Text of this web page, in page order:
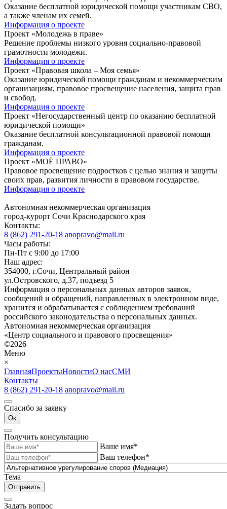
Оказание бесплатной юридической помощи участникам СВО,
а также членам их семей.
Информация о проекте
Проект «Молодежь в праве»
Решение проблемы низкого уровня социально-правовой
грамотности молодежи.
Информация о проекте
Проект «Правовая школа – Моя семья»
Оказание юридической помощи гражданам и некоммерческим
организациям, правовое просвещение населения, защита прав
и свобод.
Информация о проекте
Проект «Негосударственный центр по оказанию бесплатной
юридической помощи»
Оказание бесплатной консультационной правовой помощи
гражданам.
Информация о проекте
Проект «МОЁ ПРАВО»
Правовое просвещение подростков с целью знания и защиты
своих прав, развития личности в правовом государстве.
Информация о проекте
Автономная некоммерческая организация
город-курорт Сочи Краснодарского края
Контакты:
8 (862) 291-20-18 anopravo@mail.ru
Часы работы:
Пн-Пт с 9:00 до 17:00
Наш адрес:
354000, г.Сочи, Центральный район
ул.Островского, д.37, подъезд 5
Информация о персональных данных авторов заявок,
сообщений и обращений, направленных в электронном виде,
хранится и обрабатывается с соблюдением требований
российского законодательства о персональных данных.
Автономная некоммерческая организация
«Центр социального и правового просвещения»
©2026
Меню
×
ГлавнаяПроектыНовостиО насСМИ
Контакты
8 (862) 291-20-18 anopravo@mail.ru
Спасибо за заявку
Ок
Получить консультацию
Ваше имя*
Ваш телефон*
Тема
Отправить
Задать вопрос